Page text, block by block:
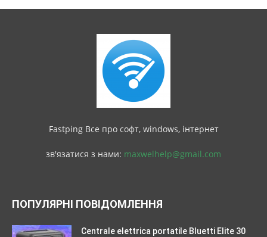
Fastping Все про софт, windows, інтернет
зв'язатися з нами: maxwelhelp@gmail.com
ПОПУЛЯРНІ ПОВІДОМЛЕННЯ
Centrale elettrica portatile Bluetti Elite 30